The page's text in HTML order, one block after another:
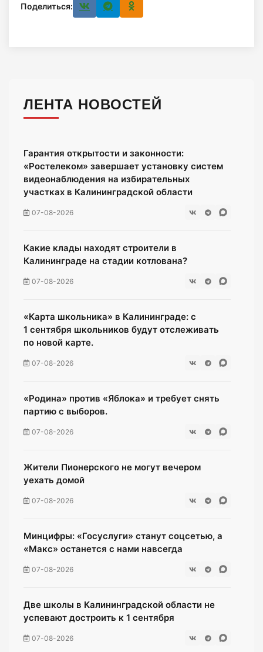
Поделиться:
ЛЕНТА НОВОСТЕЙ
Гарантия открытости и законности:
«Ростелеком» завершает установку систем
видеонаблюдения на избирательных
участках в Калининградской области
07-08-2026
Какие клады находят строители в
Калининграде на стадии котлована?
07-08-2026
«Карта школьника» в Калининграде: с
1 сентября школьников будут отслеживать
по новой карте.
07-08-2026
«Родина» против «Яблока» и требует снять
партию с выборов.
07-08-2026
Жители Пионерского не могут вечером
уехать домой
07-08-2026
Минцифры: «Госуслуги» станут соцсетью, а
«Макс» останется с нами навсегда
07-08-2026
Две школы в Калининградской области не
успевают достроить к 1 сентября
07-08-2026